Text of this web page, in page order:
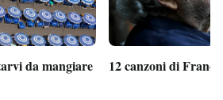
da mangiare
12 canzoni di